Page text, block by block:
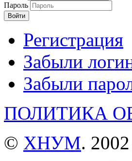
Пароль
Войти
Регистрация
Забыли
Забыли
ПОЛИТИКА
© ХНУМ.